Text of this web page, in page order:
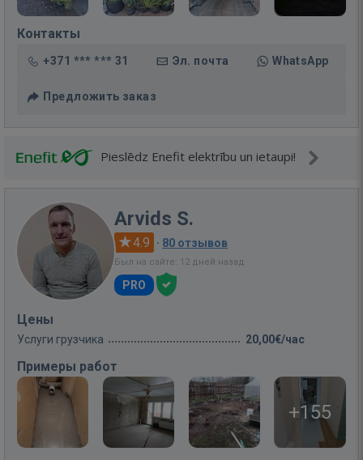
Контакты
+371 *** *** 31 Эл. почта WhatsApp
Предложить заказ
Pieslēdz Enefit elektrību un ietaupi!
Arvids S.
4.9 · 80 отзывов
Был на сайте: 12 дней назад
PRO
Цены
Услуги грузчика 20,00€/час
Примеры работ
+155